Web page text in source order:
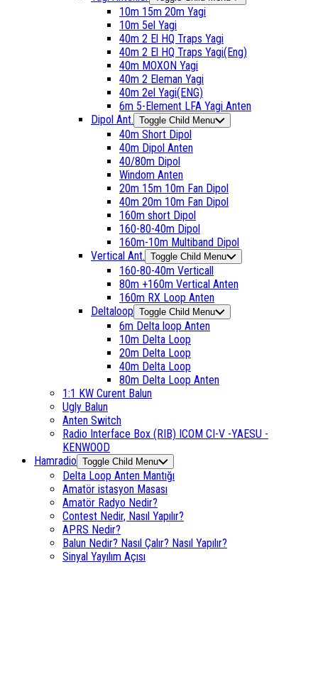
10m 15m 20m Yagi
10m 5el Yagi
40m 2 El HQ Traps Yagi
40m 2 El HQ Traps Yagi(Eng)
40m MOXON Yagi
40m 2 Eleman Yagi
40m 2el Yagi(ENG)
6m 5-Element LFA Yagi Anten
Dipol Ant. Toggle Child Menu
40m Short Dipol
40m Dipol Anten
40/80m Dipol
Windom Anten
20m 15m 10m Fan Dipol
40m 20m 10m Fan Dipol
160m short Dipol
160-80-40m Dipol
160m-10m Multiband Dipol
Vertical Ant. Toggle Child Menu
160-80-40m Verticall
80m +160m Vertical Anten
160m RX Loop Anten
Deltaloop Toggle Child Menu
6m Delta loop Anten
10m Delta Loop
20m Delta Loop
40m Delta Loop
80m Delta Loop Anten
1:1 KW Curent Balun
Ugly Balun
Anten Switch
Radio Interface Box (RIB) ICOM CI-V -YAESU -
KENWOOD
Hamradio Toggle Child Menu
Delta Loop Anten Mantığı
Amatör istasyon Masası
Amatör Radyo Nedir?
Contest Nedir, Nasıl Yapılır?
APRS Nedir?
Balun Nedir? Nasıl Çalır? Nasıl Yapılır?
Sinyal Yayılım Açısı